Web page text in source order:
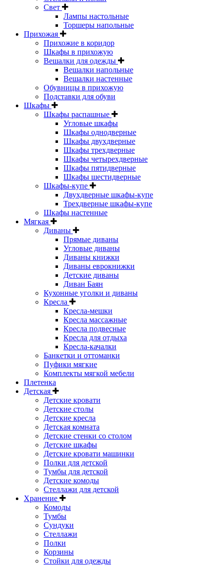
Свет
Лампы настольные
Торшеры напольные
Прихожая
Прихожие в коридор
Шкафы в прихожую
Вешалки для одежды
Вешалки напольные
Вешалки настенные
Обувницы в прихожую
Подставки для обуви
Шкафы
Шкафы распашные
Угловые шкафы
Шкафы однодверные
Шкафы двухдверные
Шкафы трехдверные
Шкафы четырехдверные
Шкафы пятидверные
Шкафы шестидверные
Шкафы-купе
Двухдверные шкафы-купе
Трехдверные шкафы-купе
Шкафы настенные
Мягкая
Диваны
Прямые диваны
Угловые диваны
Диваны книжки
Диваны еврокнижки
Детские диваны
Диван Баян
Кухонные уголки и диваны
Кресла
Кресла-мешки
Кресла массажные
Кресла подвесные
Кресла для отдыха
Кресла-качалки
Банкетки и оттоманки
Пуфики мягкие
Комплекты мягкой мебели
Плетенка
Детская
Детские кровати
Детские столы
Детские кресла
Детская комната
Детские стенки со столом
Детские шкафы
Детские кровати машинки
Полки для детской
Тумбы для детской
Детские комоды
Стеллажи для детской
Хранение
Комоды
Тумбы
Сундуки
Стеллажи
Полки
Корзины
Стойки для одежды